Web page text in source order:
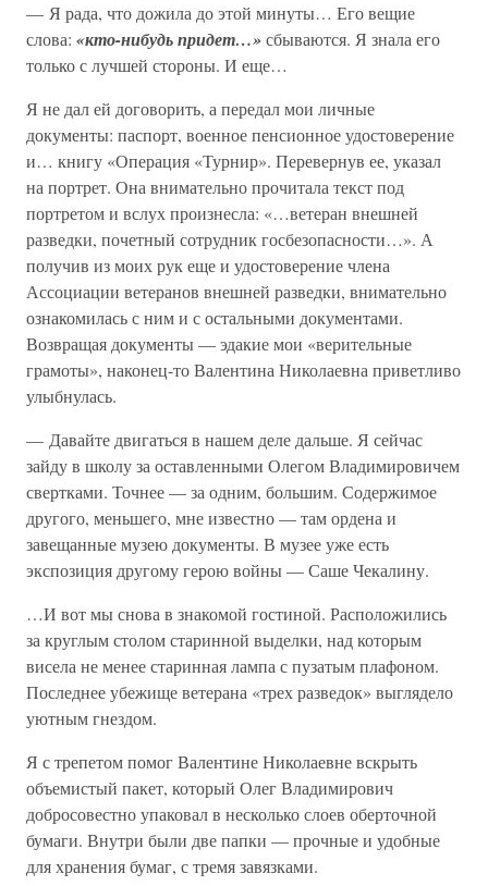
— Я рада, что дожила до этой минуты… Его вещие
слова: «кто-нибудь придет…»сбываются. Я знала его
только с лучшей стороны. И еще…
Я не дал ей договорить, а передал мои личные
документы: паспорт, военное пенсионное удостоверение
и… книгу «Операция «Турнир». Перевернув ее, указал
на портрет. Она внимательно прочитала текст под
портретом и вслух произнесла: «…ветеран внешней
разведки, почетный сотрудник госбезопасности…». А
получив из моих рук еще и удостоверение члена
Ассоциации ветеранов внешней разведки, внимательно
ознакомилась с ним и с остальными документами.
Возвращая документы — эдакие мои «верительные
грамоты», наконец-то Валентина Николаевна приветливо
улыбнулась.
— Давайте двигаться в нашем деле дальше. Я сейчас
зайду в школу за оставленными Олегом Владимировичем
свертками. Точнее — за одним, большим. Содержимое
другого, меньшего, мне известно — там ордена и
завещанные музею документы. В музее уже есть
экспозиция другому герою войны — Саше Чекалину.
…И вот мы снова в знакомой гостиной. Расположились
за круглым столом старинной выделки, над которым
висела не менее старинная лампа с пузатым плафоном.
Последнее убежище ветерана «трех разведок» выглядело
уютным гнездом.
Я с трепетом помог Валентине Николаевне вскрыть
объемистый пакет, который Олег Владимирович
добросовестно упаковал в несколько слоев оберточной
бумаги. Внутри были две папки — прочные и удобные
для хранения бумаг, с тремя завязками.